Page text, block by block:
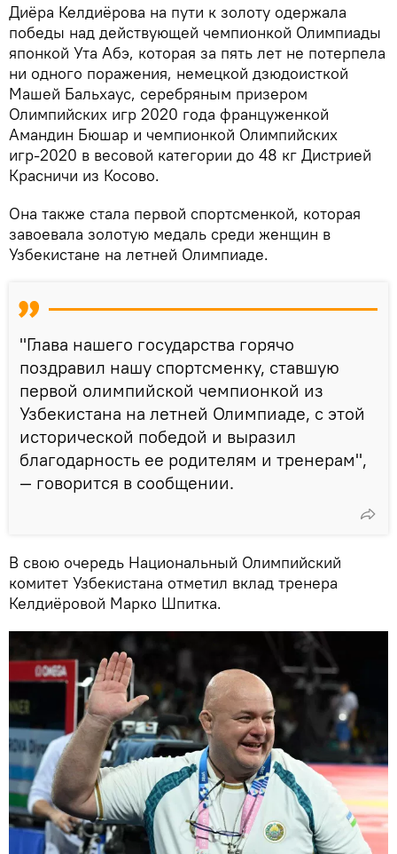
Диёра Келдиёрова на пути к золоту одержала
победы над действующей чемпионкой Олимпиады
японкой Ута Абэ, которая за пять лет не потерпела
ни одного поражения, немецкой дзюдоисткой
Машей Бальхаус, серебряным призером
Олимпийских игр 2020 года француженкой
Амандин Бюшар и чемпионкой Олимпийских
игр-2020 в весовой категории до 48 кг Дистрией
Красничи из Косово.
Она также стала первой спортсменкой, которая
завоевала золотую медаль среди женщин в
Узбекистане на летней Олимпиаде.
"Глава нашего государства горячо
поздравил нашу спортсменку, ставшую
первой олимпийской чемпионкой из
Узбекистана на летней Олимпиаде, с этой
исторической победой и выразил
благодарность ее родителям и тренерам",
— говорится в сообщении.
В свою очередь Национальный Олимпийский
комитет Узбекистана отметил вклад тренера
Келдиёровой Марко Шпитка.